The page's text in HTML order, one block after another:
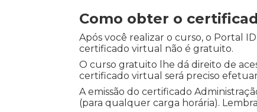
Como obter o
Após você realizar o curso, o Portal
certificado virtual não é gratuito.
O curso gratuito lhe dá direito de
certificado virtual será preciso
A emissão do certificado
(para qualquer carga horária).